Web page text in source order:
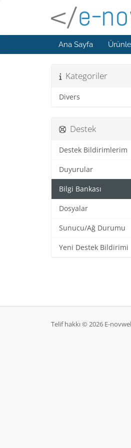
Ana Sayfa
Kategoriler
Divers
Destek
Destek Bildirimlerim
Duyurular
Bilgi Bankası
Dosyalar
Sunucu/Ağ Durumu
Yeni Destek Bildirimi
Telif hakkı © 2026 E-